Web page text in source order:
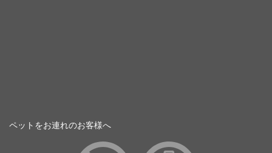
ペットをお連れのお客様へ